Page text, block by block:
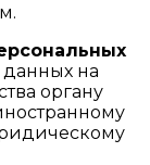
на
органу